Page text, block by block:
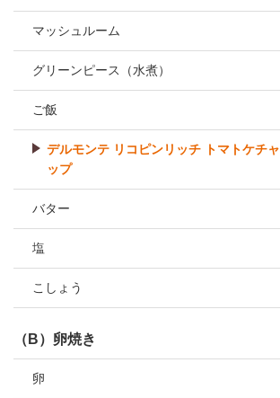
マッシュルーム
グリーンピース（水煮）
ご飯
デルモンテ リコピンリッチ トマトケチャ
ップ
バター
塩
こしょう
（B）卵焼き
卵